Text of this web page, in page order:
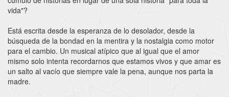
vida"?
Está escrita desde la esperanza de lo desolador, desde la
búsqueda de la bondad en la mentira y la nostalgia como motor
para el cambio. Un musical atípico que al igual que el amor
mismo solo intenta recordarnos que estamos vivos y que amar es
un salto al vacío que siempre vale la pena, aunque nos parta la
madre.